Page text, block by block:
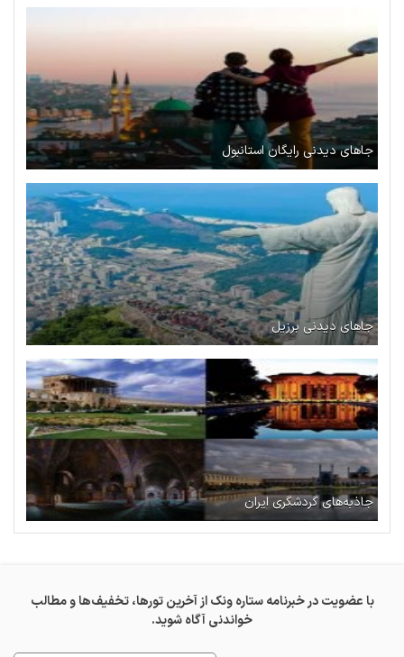
جاهای دیدنی رایگان استانبول
جاهای دیدنی برزیل
جاذبه‌های گردشگری ایران
با عضویت در خبرنامه ستاره ونک از آخرین تورها، تخفیف‌ها و مطالب
خواندنی آگاه شوید.